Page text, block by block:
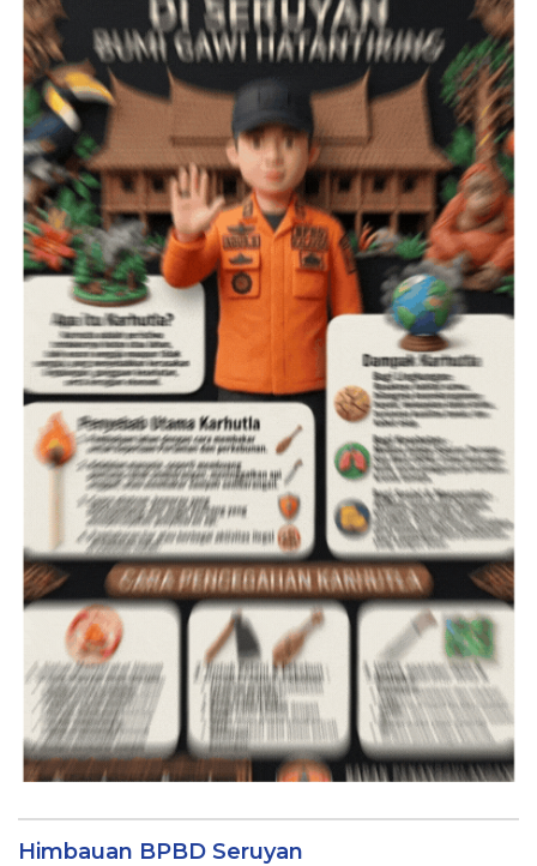
Himbauan BPBD Seruyan